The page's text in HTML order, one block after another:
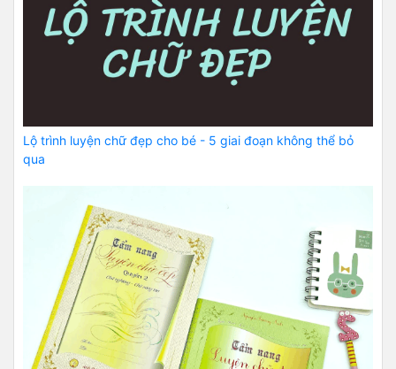
Lộ trình luyện chữ đẹp cho bé - 5 giai đoạn không thể bỏ
qua